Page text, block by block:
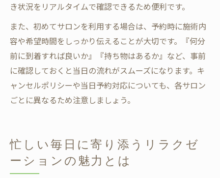
き状況をリアルタイムで確認できるため便利です。
また、初めてサロンを利用する場合は、予約時に施術内
容や希望時間をしっかり伝えることが大切です。『何分
前に到着すれば良いか』『持ち物はあるか』など、事前
に確認しておくと当日の流れがスムーズになります。キ
ャンセルポリシーや当日予約対応についても、各サロン
ごとに異なるため注意しましょう。
忙しい毎日に寄り添うリラクゼ
ーションの魅力とは